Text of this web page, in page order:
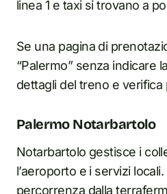
linea 1 e taxi si trovano a
Se una pagina di
“Palermo” senza indicare
dettagli del treno e verifica
Palermo Notarbartolo
Notarbartolo gestisce i
l’aeroporto e i servizi
percorrenza dalla